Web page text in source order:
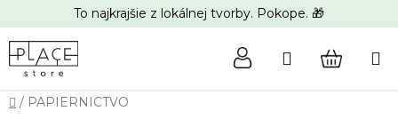
na
obsah
To najkrajšie z lokálnej tvorby. Pokope. 🎁
Hľadať
Domov
/ PAPIERNICTVO